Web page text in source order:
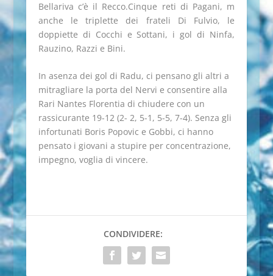
Bellariva c’è il Recco.Cinque reti di Pagani, m
anche le triplette dei frateli Di Fulvio, le
doppiette di Cocchi e Sottani, i gol di Ninfa,
Rauzino, Razzi e Bini.
In asenza dei gol di Radu, ci pensano gli altri a
mitragliare la porta del Nervi e consentire alla
Rari Nantes Florentia di chiudere con un
rassicurante 19-12 (2- 2, 5-1, 5-5, 7-4). Senza gli
infortunati Boris Popovic e Gobbi, ci hanno
pensato i giovani a stupire per concentrazione,
impegno, voglia di vincere.
CONDIVIDERE: